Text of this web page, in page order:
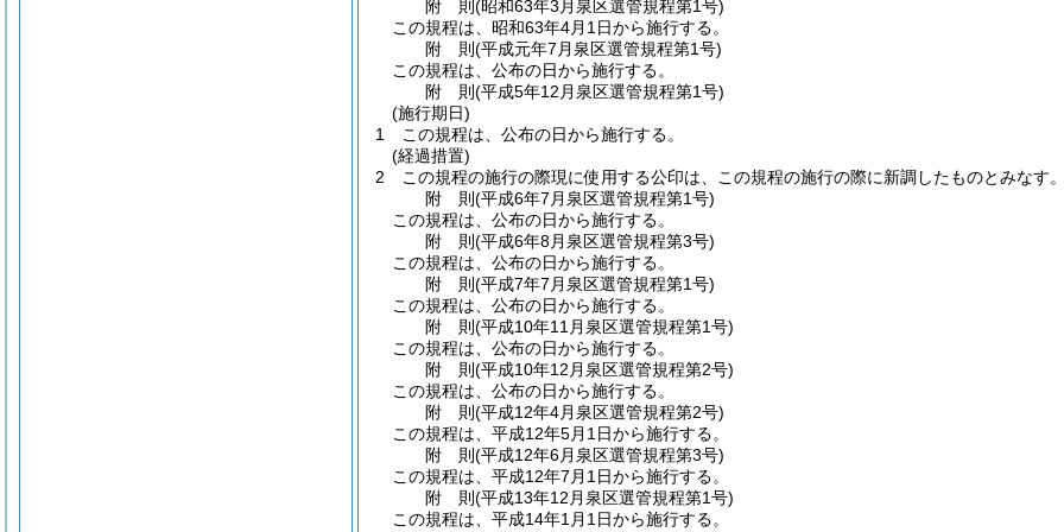
附 則(昭和63年3月 泉区選管規程第1号)
この規程は、昭和63年4月1日から施行する。
附 則(平成元年7月 泉区選管規程第1号)
この規程は、公布の日から施行する。
附 則(平成5年12月 泉区選管規程第1号)
(施行期日)
1
この規程は、公布の日から施行する。
(経過措置)
2
この規程の施行の際現に使用する公印は、この規程の施行の際に新調したものとみなす
附 則(平成6年7月 泉区選管規程第1号)
この規程は、公布の日から施行する。
附 則(平成6年8月 泉区選管規程第3号)
この規程は、公布の日から施行する。
附 則(平成7年7月 泉区選管規程第1号)
この規程は、公布の日から施行する。
附 則(平成10年11月 泉区選管規程第1号)
この規程は、公布の日から施行する。
附 則(平成10年12月 泉区選管規程第2号)
この規程は、公布の日から施行する。
附 則(平成12年4月 泉区選管規程第2号)
この規程は、平成12年5月1日から施行する。
附 則(平成12年6月 泉区選管規程第3号)
この規程は、平成12年7月1日から施行する。
附 則(平成13年12月 泉区選管規程第1号)
この規程は、平成14年1月1日から施行する。